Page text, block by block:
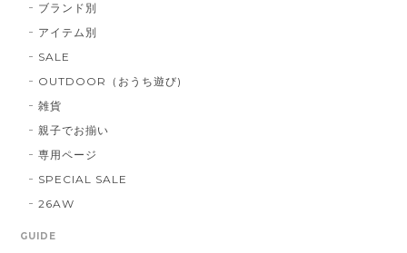
ブランド別
アイテム別
SALE
OUTDOOR（おうち遊び)
雑貨
親子でお揃い
専用ページ
SPECIAL SALE
26AW
GUIDE